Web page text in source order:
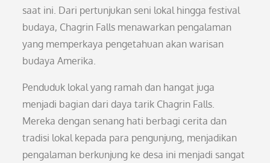
saat ini. Dari pertunjukan seni lokal hingga festival
budaya, Chagrin Falls menawarkan pengalaman
yang memperkaya pengetahuan akan warisan
budaya Amerika.
Penduduk lokal yang ramah dan hangat juga
menjadi bagian dari daya tarik Chagrin Falls.
Mereka dengan senang hati berbagi cerita dan
tradisi lokal kepada para pengunjung, menjadikan
pengalaman berkunjung ke desa ini menjadi sangat